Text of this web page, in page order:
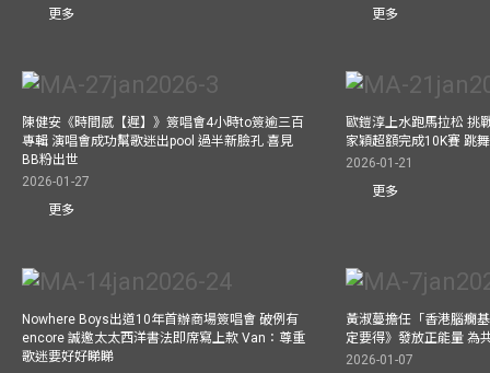
更多
更多
陳健安《時間感【遲】》簽唱會4小時to簽逾三百
專輯 演唱會成功幫歌迷出pool 過半新臉孔 喜見
BB粉出世
2026-01-27
更多
歐鎧淳上水跑馬拉松 挑
家穎超額完成10K賽 跳
2026-01-21
更多
Nowhere Boys出道10年首辦商場簽唱會 破例有
encore 誠邀太太西洋書法即席寫上款 Van：尊重
歌迷要好好睇睇
黃淑蔓擔任「香港腦癇
定要得》發放正能量 為
2026-01-07